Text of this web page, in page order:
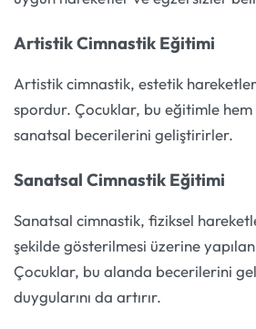
Artistik Cimnastik Eğitimi
Artistik cimnastik, estetik
spordur. Çocuklar, bu eğitimle hem
sanatsal becerilerini geliştirirler.
Sanatsal Cimnastik Eğitimi
Sanatsal cimnastik, fiziksel
şekilde gösterilmesi üzerine
Çocuklar, bu alanda becerilerini
duygularını da artırır.